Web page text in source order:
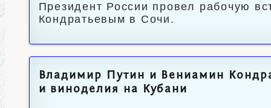
Президент России провел рабочую
Кондратьевым в Сочи.
Владимир Путин и Вениамин
и виноделия на Кубани